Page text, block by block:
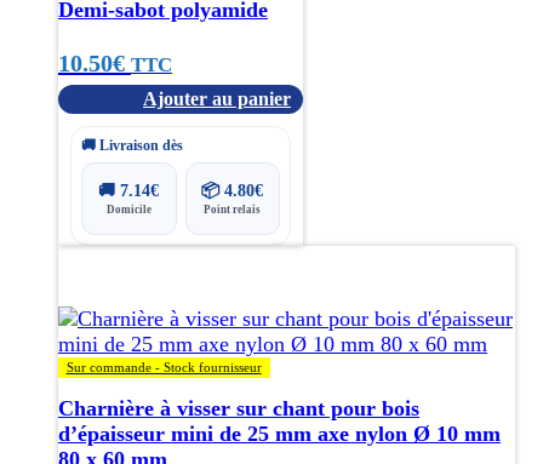
Demi-sabot polyamide
10.50€ TTC
Ajouter au panier
🚚 Livraison dès
🚚7.14€
Domicile
📦4.80€
Point relais
Sur commande - Stock fournisseur
Charnière à visser sur chant pour bois
d’épaisseur mini de 25 mm axe nylon Ø 10 mm
80 x 60 mm